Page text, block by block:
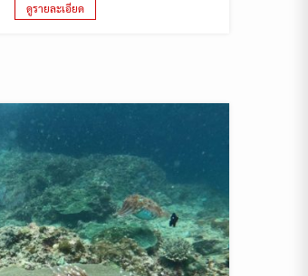
ดูรายละเอียด